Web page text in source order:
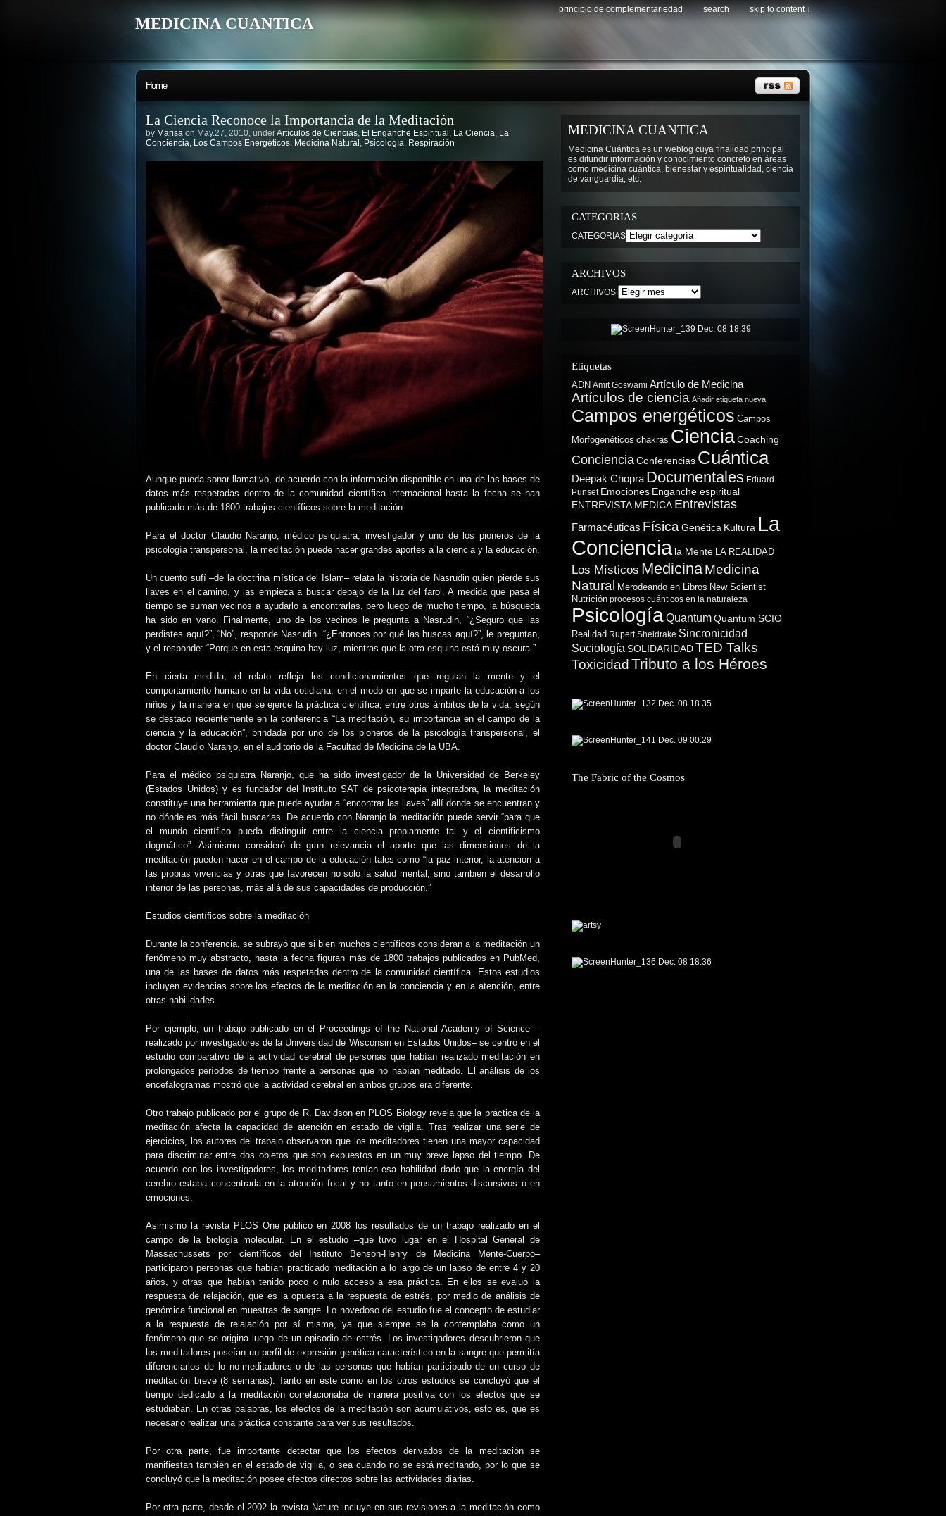
principio de complementariedad search skip to content ↓
MEDICINA CUANTICA
Home
La Ciencia Reconoce la Importancia de la Meditación
by Marisa on May.27, 2010, underArtículos de Ciencias, El Enganche Espiritual , La Ciencia, La
Conciencia, Los Campos Energéticos, Medicina Natural , Psicología, Respiración
Aunque pueda sonar llamativo, de acuerdo con la información disponible en una de las bases de
datos más respetadas dentro de la comunidad científica internacional hasta la fecha se han
publicado más de 1800 trabajos científicos sobre la meditación.
Para el doctor Claudio Naranjo, médico psiquiatra, investigador y uno de los pioneros de la
psicología transpersonal, la meditación puede hacer grandes aportes a la ciencia y la educación.
Un cuento sufí –de la doctrina mística del Islam– relata la historia de Nasrudin quien pierde sus
llaves en el camino, y las empieza a buscar debajo de la luz del farol. A medida que pasa el
tiempo se suman vecinos a ayudarlo a encontrarlas, pero luego de mucho tiempo, la búsqueda
ha sido en vano. Finalmente, uno de los vecinos le pregunta a Nasrudin, “¿Seguro que las
perdistes aquí?”, “No”, responde Nasrudin. “¿Entonces por qué las buscas aquí?”, le preguntan,
y el responde: “Porque en esta esquina hay luz, mientras que la otra esquina está muy oscura.”
En cierta medida, el relato refleja los condicionamientos que regulan la mente y el
comportamiento humano en la vida cotidiana, en el modo en que se imparte la educación a los
niños y la manera en que se ejerce la práctica científica, entre otros ámbitos de la vida, según
se destacó recientemente en la conferencia “La meditación, su importancia en el campo de la
ciencia y la educación”, brindada por uno de los pioneros de la psicología transpersonal, el
doctor Claudio Naranjo, en el auditorio de la Facultad de Medicina de la UBA.
Para el médico psiquiatra Naranjo, que ha sido investigador de la Universidad de Berkeley
(Estados Unidos) y es fundador del Instituto SAT de psicoterapia integradora, la meditación
constituye una herramienta que puede ayudar a “encontrar las llaves” allí donde se encuentran y
no dónde es más fácil buscarlas. De acuerdo con Naranjo la meditación puede servir “para que
el mundo científico pueda distinguir entre la ciencia propiamente tal y el cientificismo
dogmático”. Asimismo consideró de gran relevancia el aporte que las dimensiones de la
meditación pueden hacer en el campo de la educación tales como “la paz interior, la atención a
las propias vivencias y otras que favorecen no sólo la salud mental, sino también el desarrollo
interior de las personas, más allá de sus capacidades de producción.”
Estudios científicos sobre la meditación
Durante la conferencia, se subrayó que si bien muchos científicos consideran a la meditación un
fenómeno muy abstracto, hasta la fecha figuran más de 1800 trabajos publicados en PubMed,
una de las bases de datos más respetadas dentro de la comunidad científica. Estos estudios
incluyen evidencias sobre los efectos de la meditación en la conciencia y en la atención, entre
otras habilidades.
Por ejemplo, un trabajo publicado en el Proceedings of the National Academy of Science –
realizado por investigadores de la Universidad de Wisconsin en Estados Unidos– se centró en el
estudio comparativo de la actividad cerebral de personas que habían realizado meditación en
prolongados períodos de tiempo frente a personas que no habían meditado. El análisis de los
encefalogramas mostró que la actividad cerebral en ambos grupos era diferente.
Otro trabajo publicado por el grupo de R. Davidson en PLOS Biology revela que la práctica de la
meditación afecta la capacidad de atención en estado de vigilia. Tras realizar una serie de
ejercicios, los autores del trabajo observaron que los meditadores tienen una mayor capacidad
para discriminar entre dos objetos que son expuestos en un muy breve lapso del tiempo. De
acuerdo con los investigadores, los meditadores tenían esa habilidad dado que la energía del
cerebro estaba concentrada en la atención focal y no tanto en pensamientos discursivos o en
emociones.
Asimismo la revista PLOS One publicó en 2008 los resultados de un trabajo realizado en el
campo de la biología molecular. En el estudio –que tuvo lugar en el Hospital General de
Massachussets por científicos del Instituto Benson-Henry de Medicina Mente-Cuerpo–
participaron personas que habían practicado meditación a lo largo de un lapso de entre 4 y 20
años, y otras que habían tenido poco o nulo acceso a esa práctica. En ellos se evaluó la
respuesta de relajación, que es la opuesta a la respuesta de estrés, por medio de análisis de
genómica funcional en muestras de sangre. Lo novedoso del estudio fue el concepto de estudiar
a la respuesta de relajación por sí misma, ya que siempre se la contemplaba como un
fenómeno que se origina luego de un episodio de estrés. Los investigadores descubrieron que
los meditadores poseían un perfil de expresión genética característico en la sangre que permitía
diferenciarlos de lo no-meditadores o de las personas que habían participado de un curso de
meditación breve (8 semanas). Tanto en éste como en los otros estudios se concluyó que el
tiempo dedicado a la meditación correlacionaba de manera positiva con los efectos que se
estudiaban. En otras palabras, los efectos de la meditación son acumulativos, esto es, que es
necesario realizar una práctica constante para ver sus resultados.
Por otra parte, fue importante detectar que los efectos derivados de la meditación se
manifiestan también en el estado de vigilia, o sea cuando no se está meditando, por lo que se
concluyó que la meditación posee efectos directos sobre las actividades diarias.
Por otra parte, desde el 2002 la revista Nature incluye en sus revisiones a la meditación como
MEDICINA CUANTICA
Medicina Cuántica es un weblog cuya finalidad principal
es difundir información y conocimiento concreto en áreas
como medicina cuántica, bienestar y espiritualidad, ciencia
de vanguardia, etc.
CATEGORIAS
CATEGORIAS
ARCHIVOS
ARCHIVOS
Etiquetas
ADN Amit Goswami Artículo de Medicina
Artículos de ciencia Añadir etiqueta nueva
Campos energéticos Campos
Morfogenéticos chakras CienciaCoaching
ConcienciaConferencias Cuántica
Deepak Chopra Documentales Eduard
Punset Emociones Enganche espiritual
ENTREVISTA MEDICA Entrevistas
Farmacéuticas Física Genética Kultura La
Conciencia la Mente LA REALIDAD
Los Místicos MedicinaMedicina
Natural
Merodeando en Libros New Scientist
Nutrición procesos cuánticos en la naturaleza
PsicologíaQuantumQuantum SCIO
Realidad Rupert Sheldrake Sincronicidad
Sociología SOLIDARIDADTED Talks
ToxicidadTributo a los Héroes
The Fabric of the Cosmos